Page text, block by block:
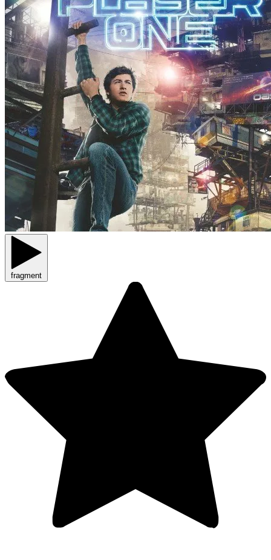
fragment